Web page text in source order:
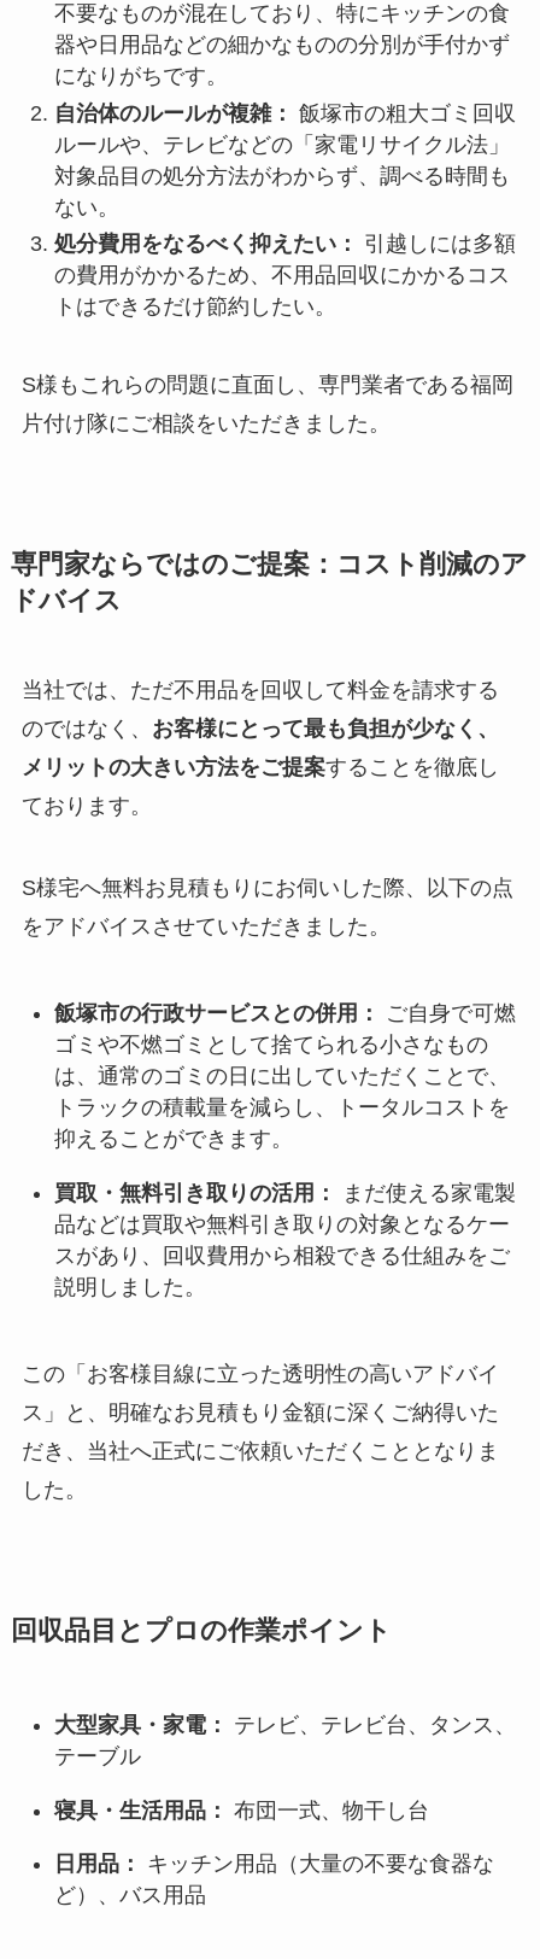
不要なものが混在しており、特にキッチンの食
器や日用品などの細かなものの分別が手付かず
になりがちです。
自治体のルールが複雑： 飯塚市の粗大ゴミ回収
ルールや、テレビなどの「家電リサイクル法」
対象品目の処分方法がわからず、調べる時間も
ない。
処分費用をなるべく抑えたい：
引越しには多額
の費用がかかるため、不用品回収にかかるコス
トはできるだけ節約したい。
S様もこれらの問題に直面し、専門業者である福岡
片付け隊にご相談をいただきました。
専門家ならではのご提案：コスト削減のア
ドバイス
当社では、ただ不用品を回収して料金を請求する
のではなく、 お客様にとって最も負担が少なく、
メリットの大きい方法をご提案することを徹底し
ております。
S様宅へ無料お見積もりにお伺いした際、以下の点
をアドバイスさせていただきました。
飯塚市の行政サービスとの併用：
ご自身で可燃
ゴミや不燃ゴミとして捨てられる小さなもの
は、通常のゴミの日に出していただくことで、
トラックの積載量を減らし、トータルコストを
抑えることができます。
買取・無料引き取りの活用：
まだ使える家電製
品などは買取や無料引き取りの対象となるケー
スがあり、回収費用から相殺できる仕組みをご
説明しました。
この「お客様目線に立った透明性の高いアドバイ
ス」と、明確なお見積もり金額に深くご納得いた
だき、当社へ正式にご依頼いただくこととなりま
した。
回収品目とプロの作業ポイント
大型家具・家電：
テレビ、テレビ台、タンス、
テーブル
寝具・生活用品： 布団一式、物干し台
日用品：
キッチン用品（大量の不要な食器な
ど）、バス用品